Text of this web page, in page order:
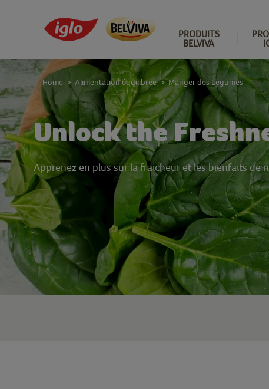
PRODUITS
BELVIVA
Unlock the
Apprenez en plus sur la fraicheur et les bienfaits de
Home > Alimentation équilibrée > Manger des Légumes